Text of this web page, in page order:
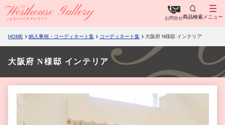
お問合せ商品検索 メニュー
HOME 納入事例・コーディネート集 コーディネート集 大阪府 N様邸 インテリア
大阪府 N様邸 インテリア